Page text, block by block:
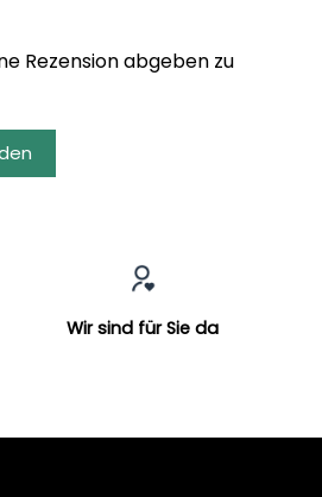
Rezension abgeben zu
Wir sind für Sie da